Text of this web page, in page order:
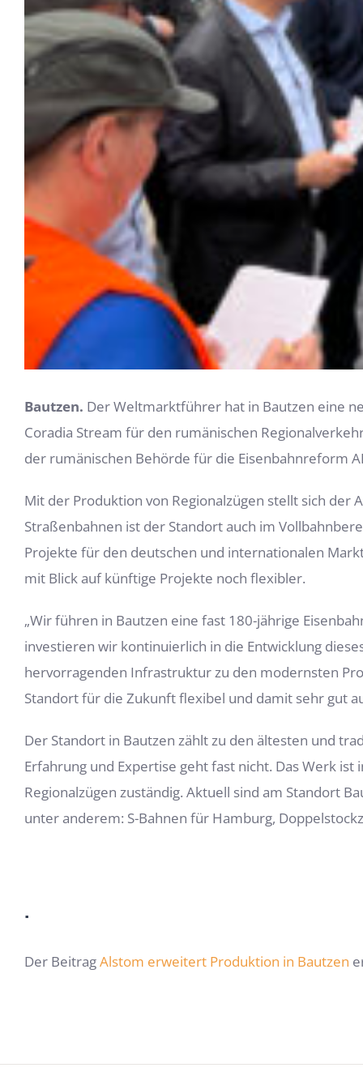
Bautzen. Der Weltmarktführer hat in Bautzen eine
Coradia Stream für den rumänischen
der rumänischen Behörde für die Eisenbahnreform
Mit der Produktion von Regionalzügen stellt sich der
Straßenbahnen ist der Standort auch im
Projekte für den deutschen und internationalen
mit Blick auf künftige Projekte noch flexibler.
„Wir führen in Bautzen eine fast 180-jährige
investieren wir kontinuierlich in die Entwicklung
hervorragenden Infrastruktur zu den modernsten
Standort für die Zukunft flexibel und damit sehr gut
Der Standort in Bautzen zählt zu den ältesten und
Erfahrung und Expertise geht fast nicht. Das Werk
Regionalzügen zuständig. Aktuell sind am Standort
unter anderem: S-Bahnen für Hamburg,
.
Der BeitragAlstom erweitert Produktion in Bautzen